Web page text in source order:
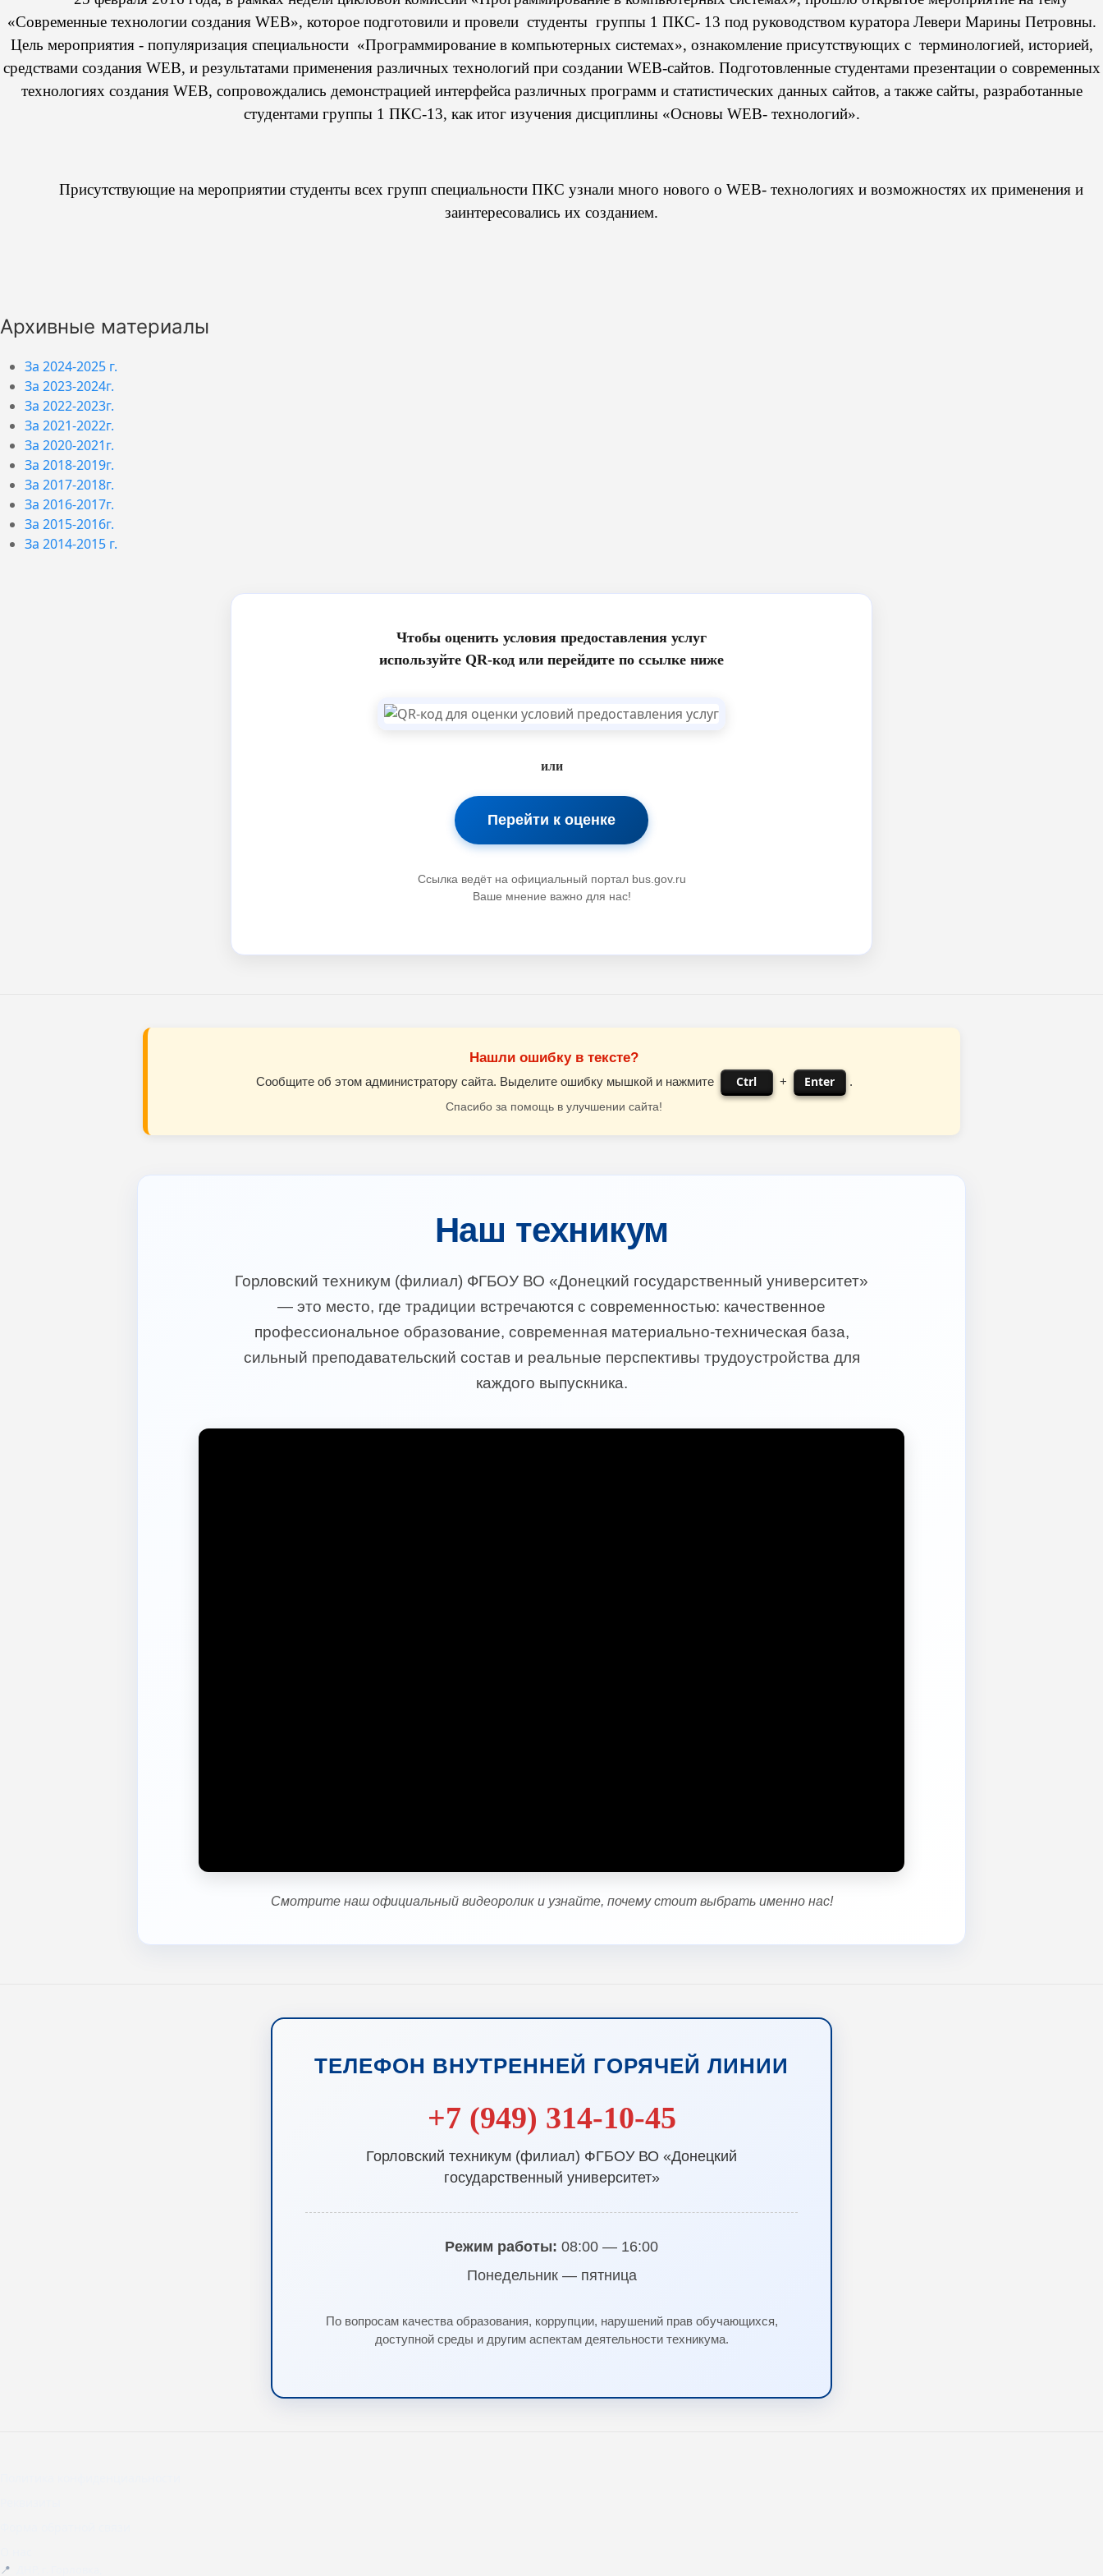
«Современные технологии создания WEB», которое подготовили и провели студенты группы 1 ПКС- 13 под руководством куратора Левери Марины Петровны.
Цель мероприятия - популяризация специальности «Программирование в компьютерных системах», ознакомление присутствующих с терминологией, историей,
средствами создания WEB, и результатами применения различных технологий при создании WEB-сайтов. Подготовленные студентами презентации о современных
технологиях создания WEB, сопровождались демонстрацией интерфейса различных программ и статистических данных сайтов, а также сайты, разработанные
студентами группы 1 ПКС-13, как итог изучения дисциплины «Основы WEB- технологий».
Присутствующие на мероприятии студенты всех групп специальности ПКС узнали много нового о WEB- технологиях и возможностях их применения и
заинтересовались их созданием.
Архивные материалы
За 2024-2025 г.
За 2023-2024г.
За 2022-2023г.
За 2021-2022г.
За 2020-2021г.
За 2018-2019г.
За 2017-2018г.
За 2016-2017г.
За 2015-2016г.
За 2014-2015 г.
Чтобы оценить условия предоставления услуг
используйте QR-код или перейдите по ссылке ниже
или
Перейти к оценке
Ссылка ведёт на официальный портал bus.gov.ru
Ваше мнение важно для нас!
Нашли ошибку в тексте?
Сообщите об этом администратору сайта. Выделите ошибку мышкой и нажмите Ctrl + Enter .
Спасибо за помощь в улучшении сайта!
Наш техникум
Горловский техникум (филиал) ФГБОУ ВО «Донецкий государственный университет»
— это место, где традиции встречаются с современностью: качественное
профессиональное образование, современная материально-техническая база,
сильный преподавательский состав и реальные перспективы трудоустройства для
каждого выпускника.
Смотрите наш официальный видеоролик и узнайте, почему стоит выбрать именно нас!
ТЕЛЕФОН ВНУТРЕННЕЙ ГОРЯЧЕЙ ЛИНИИ
+7 (949) 314-10-45
Горловский техникум (филиал) ФГБОУ ВО «Донецкий
государственный университет»
Режим работы: 08:00 — 16:00
Понедельник — пятница
По вопросам качества образования, коррупции, нарушений прав обучающихся,
доступной среды и другим аспектам деятельности техникума.
📍